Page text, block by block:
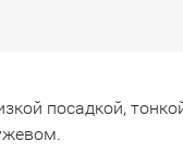
посадкой,